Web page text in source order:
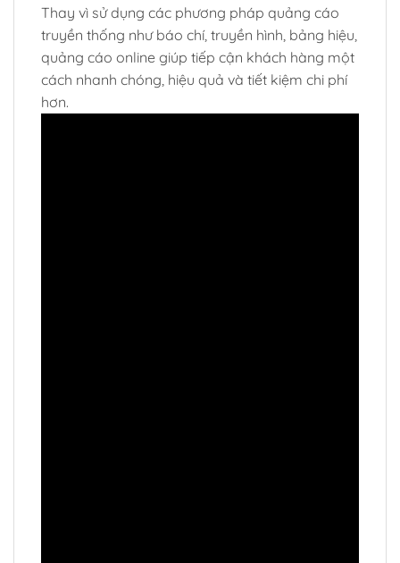
Thay vì sử dụng các phương pháp quảng cáo
truyền thống như báo chí, truyền hình, bảng hiệu,
quảng cáo online giúp tiếp cận khách hàng một
cách nhanh chóng, hiệu quả và tiết kiệm chi phí
hơn.